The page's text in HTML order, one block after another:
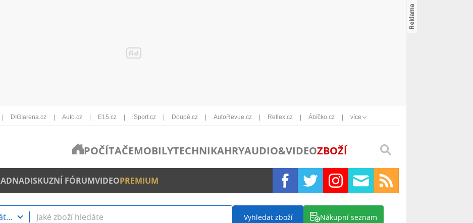
DIGIarena.cz Auto.cz E15.cz iSport.cz Doupě.cz AutoRevue.cz Reflex.cz Ábíčko.cz více
POČÍTAČEMOBILYTECHNIKAHRYAUDIO&VIDEOZBOŽÍ
DISKUZNÍ FÓRUMVIDEOPREMIUM
Náušníky a špunty pro sluchátka Vyhledat zboží Nákupní seznam